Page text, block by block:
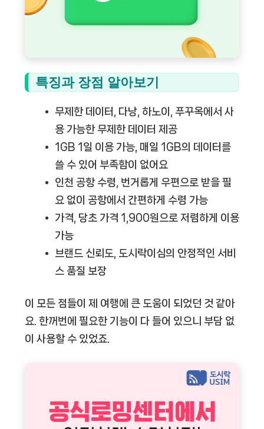
특징과 장점 알아보기
무제한 데이터
, 다낭, 하노이, 푸꾸옥에서 사
용 가능한 무제한 데이터 제공
1GB 1일 이용 가능 , 매일 1GB의 데이터를
쓸 수 있어 부족함이 없어요
인천 공항 수령 , 번거롭게 우편으로 받을 필
요 없이 공항에서 간편하게 수령 가능
가격 , 당초 가격 1,900원으로 저렴하게 이용
가능
브랜드 신뢰도
, 도시락이심의 안정적인 서비
스 품질 보장
이 모든 점들이 제 여행에 큰 도움이 되었던 것 같아
요. 한꺼번에 필요한 기능이 다 들어 있으니 부담 없
이 사용할 수 있었죠.